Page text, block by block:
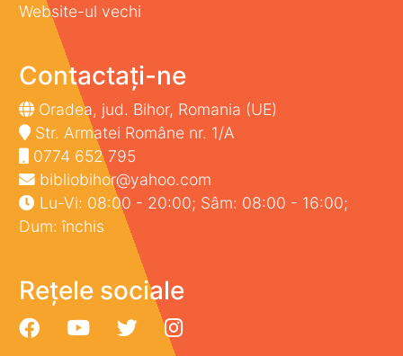
Website-ul vechi
Contactați-ne
Oradea, jud. Bihor, Romania (UE)
Str. Armatei Române nr. 1/A
0774 652 795
bibliobihor@yahoo.com
Lu-Vi: 08:00 - 20:00; Sâm: 08:00 - 16:00;
Dum: închis
Rețele sociale